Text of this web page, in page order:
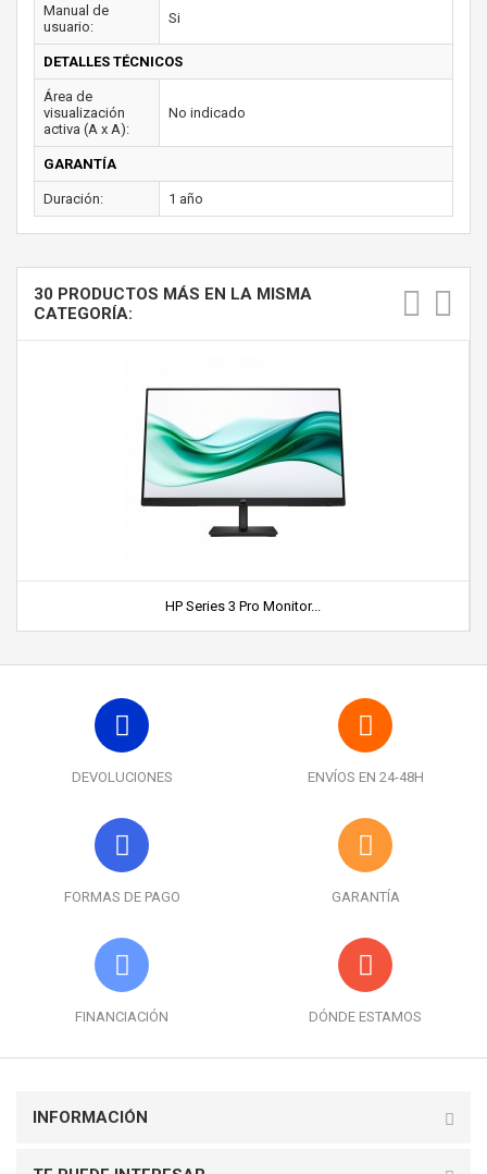
Manual de
usuario:
Si
DETALLES TÉCNICOS
Área de
visualización
activa (A x A):
No indicado
GARANTÍA
Duración: 1 año
30 PRODUCTOS MÁS EN LA MISMA
CATEGORÍA:
HP Series 3 Pro Monitor...
DEVOLUCIONES ENVÍOS EN 24-48H
FORMAS DE PAGO GARANTÍA
FINANCIACIÓN DÓNDE ESTAMOS
INFORMACIÓN